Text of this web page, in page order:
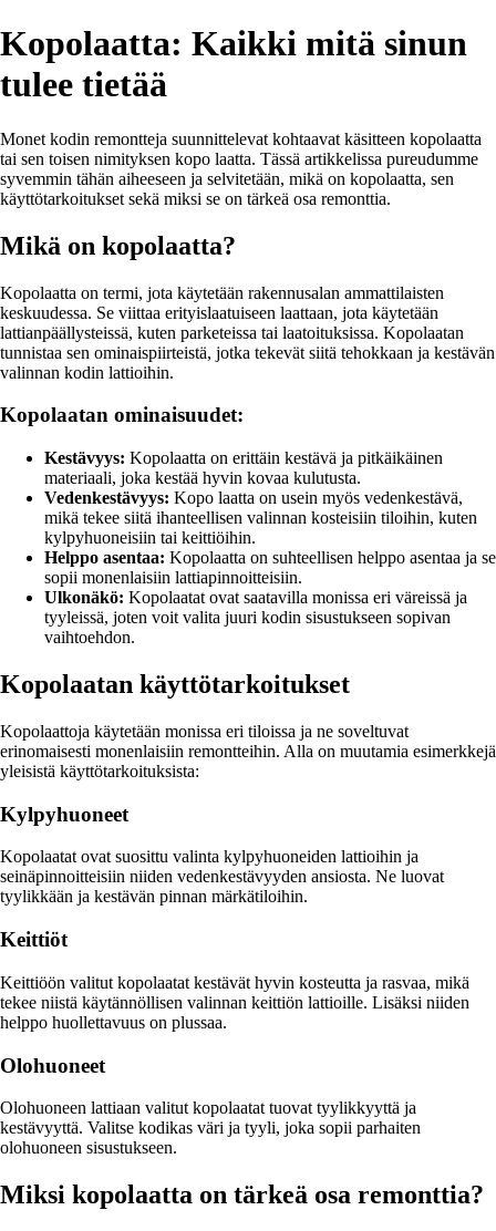
Kopolaatta: Kaikki mitä sinun
tulee tietää
Monet kodin remontteja suunnittelevat kohtaavat käsitteen kopolaatta
tai sen toisen nimityksen kopo laatta. Tässä artikkelissa pureudumme
syvemmin tähän aiheeseen ja selvitetään, mikä on kopolaatta, sen
käyttötarkoitukset sekä miksi se on tärkeä osa remonttia.
Mikä on kopolaatta?
Kopolaatta on termi, jota käytetään rakennusalan ammattilaisten
keskuudessa. Se viittaa erityislaatuiseen laattaan, jota käytetään
lattianpäällysteissä, kuten parketeissa tai laatoituksissa. Kopolaatan
tunnistaa sen ominaispiirteistä, jotka tekevät siitä tehokkaan ja kestävän
valinnan kodin lattioihin.
Kopolaatan ominaisuudet:
Kestävyys: Kopolaatta on erittäin kestävä ja pitkäikäinen
materiaali, joka kestää hyvin kovaa kulutusta.
Vedenkestävyys: Kopo laatta on usein myös vedenkestävä,
mikä tekee siitä ihanteellisen valinnan kosteisiin tiloihin, kuten
kylpyhuoneisiin tai keittiöihin.
Helppo asentaa: Kopolaatta on suhteellisen helppo asentaa ja se
sopii monenlaisiin lattiapinnoitteisiin.
Ulkonäkö: Kopolaatat ovat saatavilla monissa eri väreissä ja
tyyleissä, joten voit valita juuri kodin sisustukseen sopivan
vaihtoehdon.
Kopolaatan käyttötarkoitukset
Kopolaattoja käytetään monissa eri tiloissa ja ne soveltuvat
erinomaisesti monenlaisiin remontteihin. Alla on muutamia esimerkkejä
yleisistä käyttötarkoituksista:
Kylpyhuoneet
Kopolaatat ovat suosittu valinta kylpyhuoneiden lattioihin ja
seinäpinnoitteisiin niiden vedenkestävyyden ansiosta. Ne luovat
tyylikkään ja kestävän pinnan märkätiloihin.
Keittiöt
Keittiöön valitut kopolaatat kestävät hyvin kosteutta ja rasvaa, mikä
tekee niistä käytännöllisen valinnan keittiön lattioille. Lisäksi niiden
helppo huollettavuus on plussaa.
Olohuoneet
Olohuoneen lattiaan valitut kopolaatat tuovat tyylikkyyttä ja
kestävyyttä. Valitse kodikas väri ja tyyli, joka sopii parhaiten
olohuoneen sisustukseen.
Miksi kopolaatta on tärkeä osa remonttia?